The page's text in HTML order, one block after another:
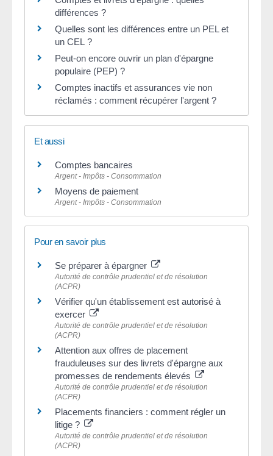
différences ?
Quelles sont les différences entre un PEL et
un CEL ?
Peut-on encore ouvrir un plan d'épargne
populaire (PEP) ?
Comptes inactifs et assurances vie non
réclamés : comment récupérer l'argent ?
Et aussi
Comptes bancaires
Argent - Impôts - Consommation
Moyens de paiement
Argent - Impôts - Consommation
Pour en savoir plus
Se préparer à épargner
Autorité de contrôle prudentiel et de résolution
(ACPR)
Vérifier qu'un établissement est autorisé à
exercer
Autorité de contrôle prudentiel et de résolution
(ACPR)
Attention aux offres de placement
frauduleuses sur des livrets d'épargne aux
promesses de rendements élevés
Autorité de contrôle prudentiel et de résolution
(ACPR)
Placements financiers : comment régler un
litige ?
Autorité de contrôle prudentiel et de résolution
(ACPR)